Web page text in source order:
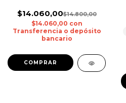
$14.060,00$14.800,00
$14.060,00 con
Transferencia o depósito
bancario